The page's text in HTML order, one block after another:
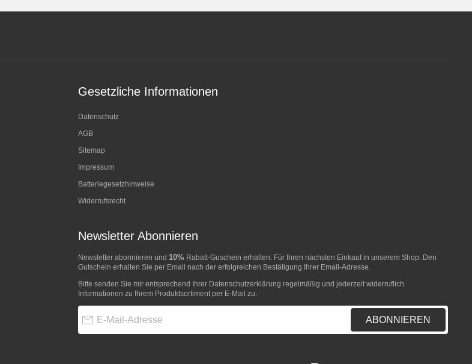
Gesetzliche Informationen
Datenschutz
AGB
Sitemap
Impressum
Batteriegesetzhinweise
Widerrufsrecht
Newsletter Abonnieren
Newsletter abonnieren und 10% Rabatt-Guschein erhalten. Für Ihren nächsten Einkauf in unserem Shop. Den
Gutschein erhalten Sie per Email nach der erfolgreichen Bestätigung Ihrer Email-Adresse.
Bitte senden Sie mir entsprechend Ihrer Datenschutzerklärung regelmäßig und jederzeit widerruflich
Informationen zu Ihrem Produktsortiment per E-Mail zu.
ABONNIEREN